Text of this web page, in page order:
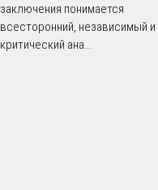
заключения понимается
всесторонний, независимый и
критический ана...